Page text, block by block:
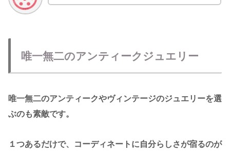
唯一無二のアンティークジュエリー
唯一無二のアンティークやヴィンテージのジュエリーを選
ぶのも素敵です。
１つあるだけで、コーディネートに自分らしさが宿るのが